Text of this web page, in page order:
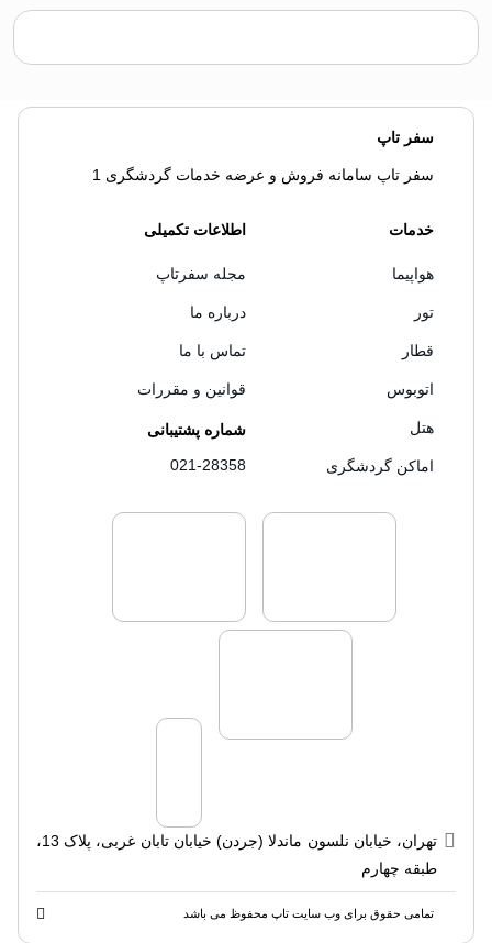
سفر تاپ
سفر تاپ سامانه فروش و عرضه خدمات گردشگری 1
خدمات
هواپیما
تور
قطار
اتوبوس
هتل
اماکن گردشگری
اطلاعات تکمیلی
مجله سفرتاپ
درباره ما
تماس با ما
قوانین و مقررات
شماره پشتیبانی
021-28358
لایسنس های فروش سفرتاپلایسنس های
لایسنس های فروش سفرتاپ
تهران، خیابان نلسون ماندلا (جردن) خیابان تابان غربی، پلاک 13،
طبقه چهارم
تمامی حقوق برای وب سایت تاپ محفوظ می باشد